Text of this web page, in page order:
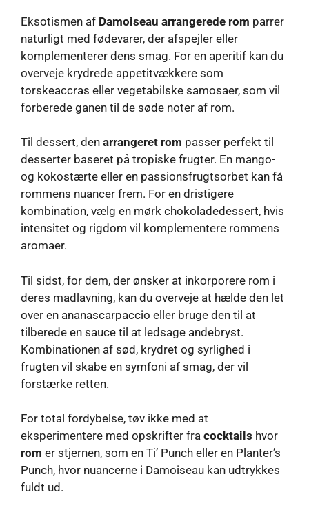
Eksotismen af Damoiseau arrangerede rom parrer
naturligt med fødevarer, der afspejler eller
komplementerer dens smag. For en aperitif kan du
overveje krydrede appetitvækkere som
torskeaccras eller vegetabilske samosaer, som vil
forberede ganen til de søde noter af rom.
Til dessert, den arrangeret rom passer perfekt til
desserter baseret på tropiske frugter. En mango-
og kokostærte eller en passionsfrugtsorbet kan få
rommens nuancer frem. For en dristigere
kombination, vælg en mørk chokoladedessert, hvis
intensitet og rigdom vil komplementere rommens
aromaer.
Til sidst, for dem, der ønsker at inkorporere rom i
deres madlavning, kan du overveje at hælde den let
over en ananascarpaccio eller bruge den til at
tilberede en sauce til at ledsage andebryst.
Kombinationen af ​​sød, krydret og syrlighed i
frugten vil skabe en symfoni af smag, der vil
forstærke retten.
For total fordybelse, tøv ikke med at
eksperimentere med opskrifter fra cocktails hvor
rom er stjernen, som en Ti’ Punch eller en Planter’s
Punch, hvor nuancerne i Damoiseau kan udtrykkes
fuldt ud.